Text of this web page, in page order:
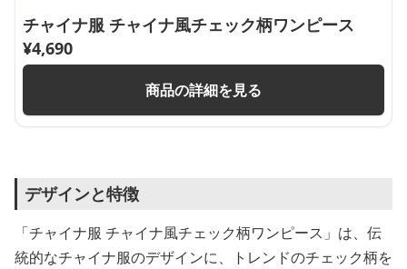
チャイナ服 チャイナ風チェック柄ワンピース
¥4,690
商品の詳細を見る
デザインと特徴
「チャイナ服 チャイナ風チェック柄ワンピース」は、伝
統的なチャイナ服のデザインに、トレンドのチェック柄を